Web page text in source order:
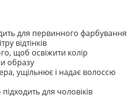
для первинного фарбування
відтінків
щоб освіжити колір
образу
ущільнює і надає волоссю
для чоловіків